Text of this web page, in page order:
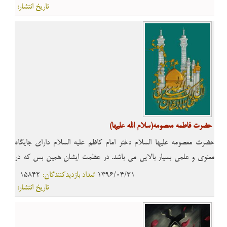
تاریخ انتشار:
حضرت فاطمه معصومه(سلام الله علیها)
حضرت معصومه علیها السلام دختر امام کاظم علیه السلام دارای جایگاه
معنوی و علمی بسیار بالایی می باشد. در عظمت ایشان همین بس که در
قیامت شیعیان را شفاعت می کنند. ایشان به دلیل فشاری که بر اطرافیان
امام کاظم(علیه السلام) وجود داشت ازدواج نکرد و در سال 201 ه.ق به قصد
دیدار برادر به سوى خراسان حرکت کرد. اما وقتی به ساوه رسید بیمار شد و
پس از عزیمت به قم از دنیا رفت. بر اساس روایات زیارت قبر ایشان دارای
15842 تعداد بازدیدکنندگان: 1396/04/31
تاریخ انتشار: